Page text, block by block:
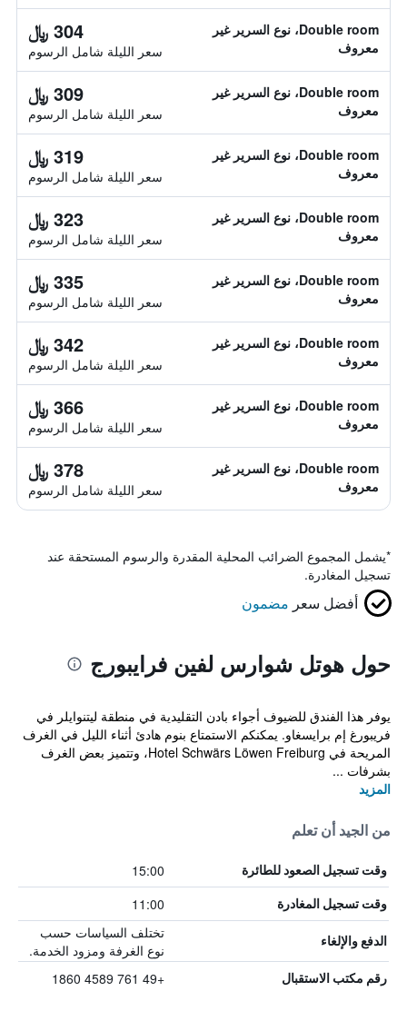
Double room، نوع السرير غير
معروف
304 ﷼
سعر الليلة شامل الرسوم
Double room، نوع السرير غير
معروف
309 ﷼
سعر الليلة شامل الرسوم
Double room، نوع السرير غير
معروف
319 ﷼
سعر الليلة شامل الرسوم
Double room، نوع السرير غير
معروف
323 ﷼
سعر الليلة شامل الرسوم
Double room، نوع السرير غير
معروف
335 ﷼
سعر الليلة شامل الرسوم
Double room، نوع السرير غير
معروف
342 ﷼
سعر الليلة شامل الرسوم
Double room، نوع السرير غير
معروف
366 ﷼
سعر الليلة شامل الرسوم
Double room، نوع السرير غير
معروف
378 ﷼
سعر الليلة شامل الرسوم
*يشمل المجموع الضرائب المحلية المقدرة والرسوم المستحقة عند
تسجيل المغادرة.
أفضل سعر مضمون
حول هوتل شوارس لفين فرايبورج
يوفر هذا الفندق للضيوف أجواء بادن التقليدية في منطقة ليتنوايلر في
فريبورغ إم برايسغاو. يمكنكم الاستمتاع بنوم هادئ أثناء الليل في الغرف
المريحة في Hotel Schwärs Löwen Freiburg، وتتميز بعض الغرف
بشرفات ...
المزيد
من الجيد أن تعلم
وقت تسجيل الصعود للطائرة 15:00
وقت تسجيل المغادرة 11:00
الدفع والإلغاء
تختلف السياسات حسب
نوع الغرفة ومزود الخدمة.
رقم مكتب الاستقبال +49 761 4589 1860